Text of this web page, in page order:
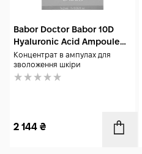
Babor Doctor Babor 10D
Hyaluronic Acid Ampoule
Serum Concentrate 7x2 мл
Концентрат в ампулах для
зволоження шкіри
2 144 ₴